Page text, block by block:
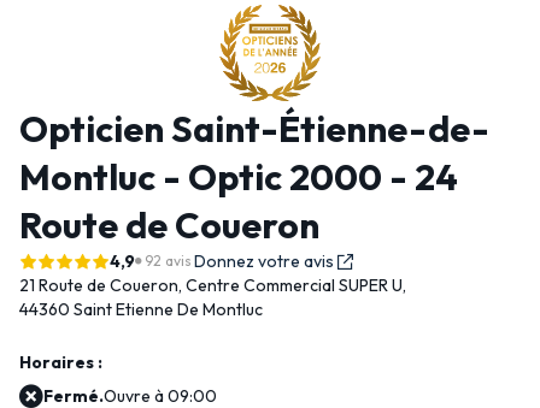
Opticien Saint-Étienne-de-
Montluc - Optic 2000 - 24
Route de Coueron
4,9 92 avis Donnez votre avis
21 Route de Coueron, Centre Commercial SUPER U,
44360 Saint Etienne De Montluc
Horaires :
Fermé.Ouvre à 09:00